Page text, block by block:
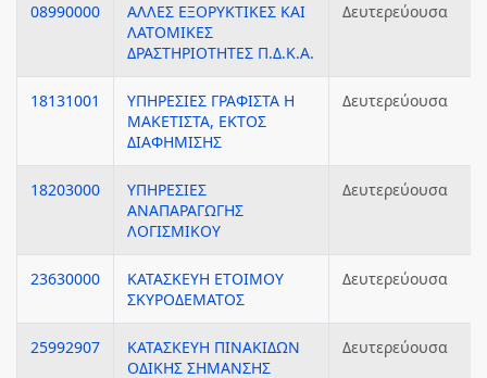
08990000
ΑΛΛΕΣ ΕΞΟΡΥΚΤΙΚΕΣ ΚΑΙ
ΛΑΤΟΜΙΚΕΣ
ΔΡΑΣΤΗΡΙΟΤΗΤΕΣ Π.Δ.Κ.Α.
Δευτερεύουσα
18131001
ΥΠΗΡΕΣΙΕΣ ΓΡΑΦΙΣΤΑ Η
ΜΑΚΕΤΙΣΤΑ, ΕΚΤΟΣ
ΔΙΑΦΗΜΙΣΗΣ
Δευτερεύουσα
18203000
ΥΠΗΡΕΣΙΕΣ
ΑΝΑΠΑΡΑΓΩΓΗΣ
ΛΟΓΙΣΜΙΚΟΥ
Δευτερεύουσα
23630000
ΚΑΤΑΣΚΕΥΗ ΕΤΟΙΜΟΥ
ΣΚΥΡΟΔΕΜΑΤΟΣ
Δευτερεύουσα
25992907
ΚΑΤΑΣΚΕΥΗ ΠΙΝΑΚΙΔΩΝ
ΟΔΙΚΗΣ ΣΗΜΑΝΣΗΣ
Δευτερεύουσα